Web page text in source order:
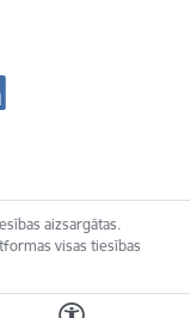
aizsargātas.
visas tiesības